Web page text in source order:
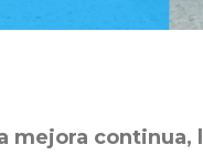
mejora